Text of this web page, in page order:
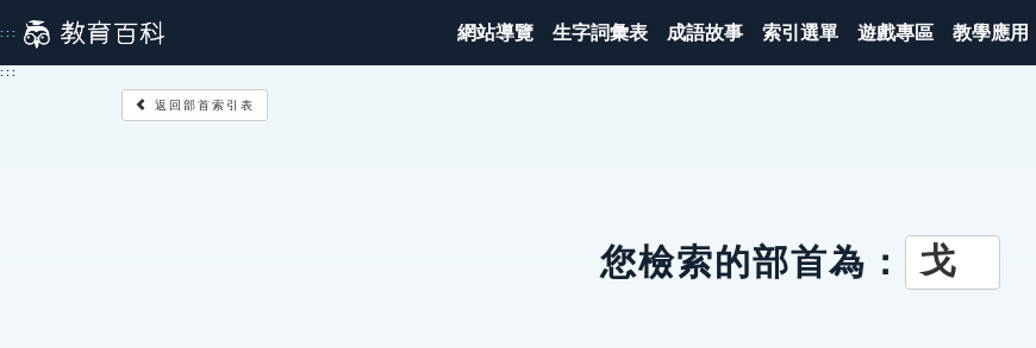
到
主
::: 網站導覽 生字詞彙表 成語故事 索引選單 遊戲專區 教學應用
:::
返回部首索引表
您檢索的部首為： 戈